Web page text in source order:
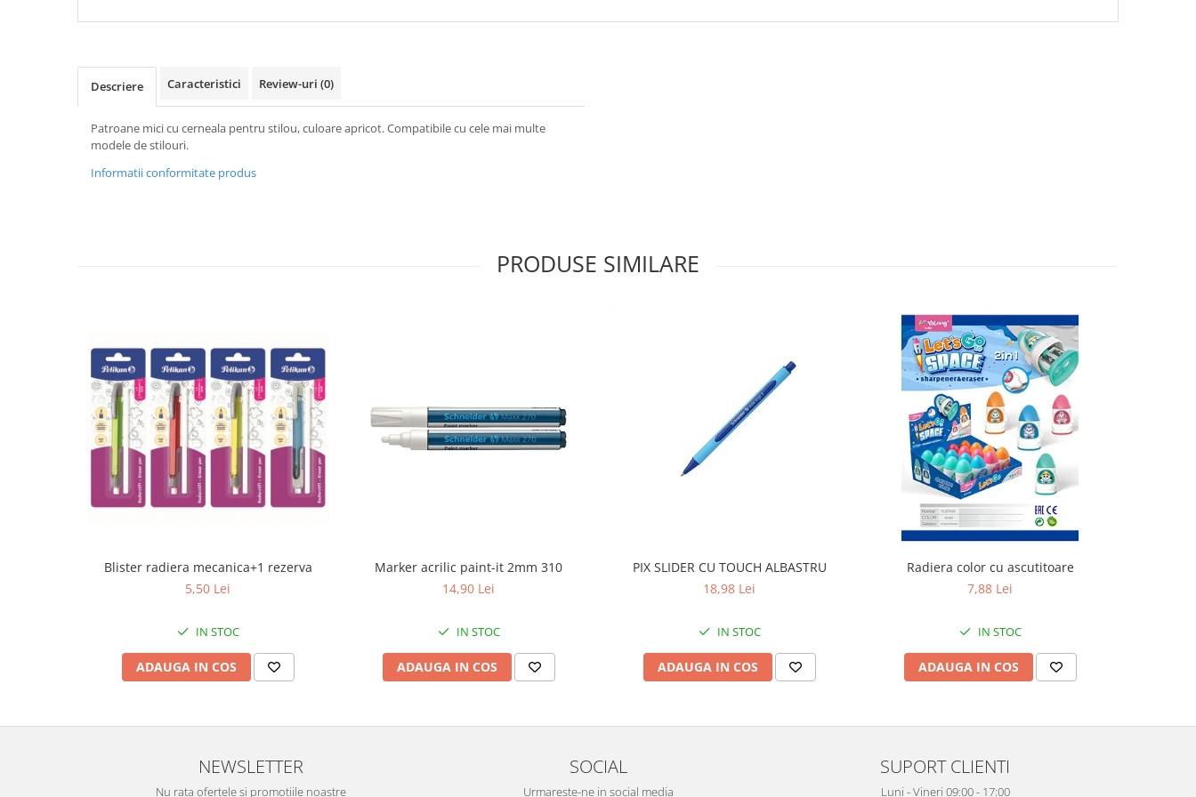
Descriere Caracteristici Review-uri (0)
Patroane mici cu cerneala pentru stilou, culoare apricot. Compatibile cu cele mai multe
modele de stilouri.
Informatii conformitate produs
PRODUSE SIMILARE
Blister radiera mecanica+1 rezerva
5,50 Lei
IN STOC
ADAUGA IN COS
Marker acrilic paint-it 2mm 310
14,90 Lei
IN STOC
ADAUGA IN COS
PIX SLIDER CU TOUCH ALBASTRU
18,98 Lei
IN STOC
ADAUGA IN COS
Radiera color cu ascutitoare
7,88 Lei
IN STOC
ADAUGA IN COS
NEWSLETTER
Nu rata ofertele si promotiile noastre
SOCIAL
Urmareste-ne in social media
SUPORT CLIENTI
Luni - Vineri 09:00 - 17:00